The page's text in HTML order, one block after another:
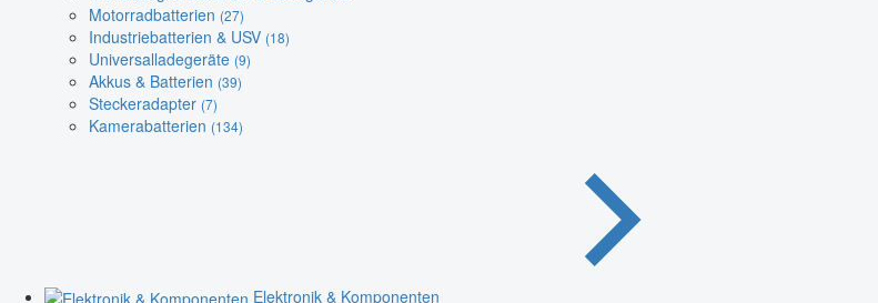
Motorradbatterien (27)
Industriebatterien & USV (18)
Universalladegeräte (9)
Akkus & Batterien (39)
Steckeradapter (7)
Kamerabatterien (134)
Elektronik & Komponenten